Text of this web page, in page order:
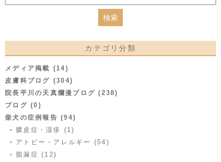
カテゴリ分類
メディア掲載 (14)
皮膚科ブログ (304)
院長平川の天真爛漫ブログ (238)
ブログ (0)
柴犬の症例報告 (94)
膿皮症・湿疹 (1)
アトピー・アレルギー (54)
脂漏症 (12)